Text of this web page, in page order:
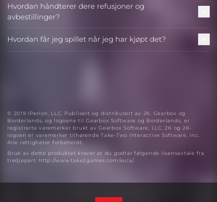
Hvordan håndterer dere refusjoner og
avbestillinger?
Hvordan får jeg spillet når jeg har kjøpt det?
© 2019 IPerion, LLC. Publisert og distributert av 2K. Gearbox og
Borderlands, og logoene til Gearbox Software og Borderlands, er
registrerte varemerker brukt av Gearbox Software, LLC. 2K og 2K-
logoen er varemerker tilhørende Take-Two Interactive Software, Inc.
Alle rettigheter forbeholdt.
Bruk av dette produktet krever at du godtar følgende lisensavtale fra
tredjepart: http://www.take2games.com/eula/